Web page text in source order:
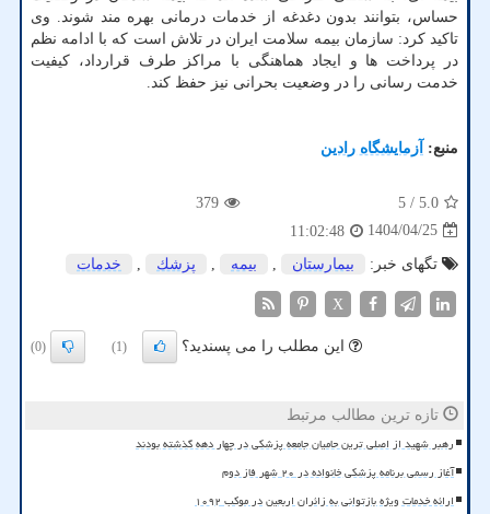
حساس، بتوانند بدون دغدغه از خدمات درمانی بهره مند شوند. وی
تاکید کرد: سازمان بیمه سلامت ایران در تلاش است که با ادامه نظم
در پرداخت ها و ایجاد هماهنگی با مراکز طرف قرارداد، کیفیت
خدمت رسانی را در وضعیت بحرانی نیز حفظ کند.
منبع: آزمایشگاه رادین
5.0
/ 5
379
1404/04/25
11:02:48
تگهای خبر:
بیمارستان , بیمه , پزشك , خدمات
X
این مطلب را می پسندید؟ (1)
(0)
تازه ترین مطالب مرتبط
رهبر شهید از اصلی ترین حامیان جامعه پزشکی در چهار دهه گذشته بودند
آغاز رسمی برنامه پزشکی خانواده در ۲۰ شهر فاز دوم
ارائه خدمات ویژه بازتوانی به زائران اربعین در موکب ۱۰۹۲